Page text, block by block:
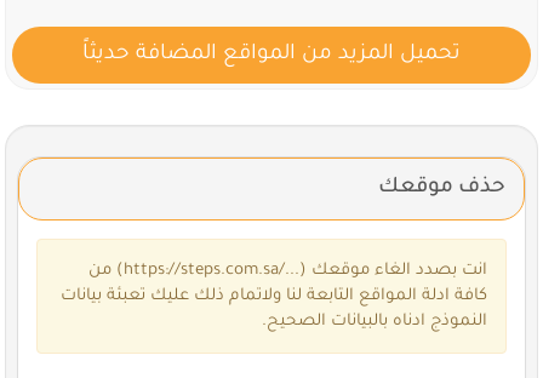
تحميل المزيد من المواقع المضافة حديثاً
حذف موقعك
انت بصدد الغاء موقعك ( https://steps.com.sa/...) من
كافة ادلة المواقع التابعة لنا ولاتمام ذلك عليك تعبئة بيانات
النموذج ادناه بالبيانات الصحيح.